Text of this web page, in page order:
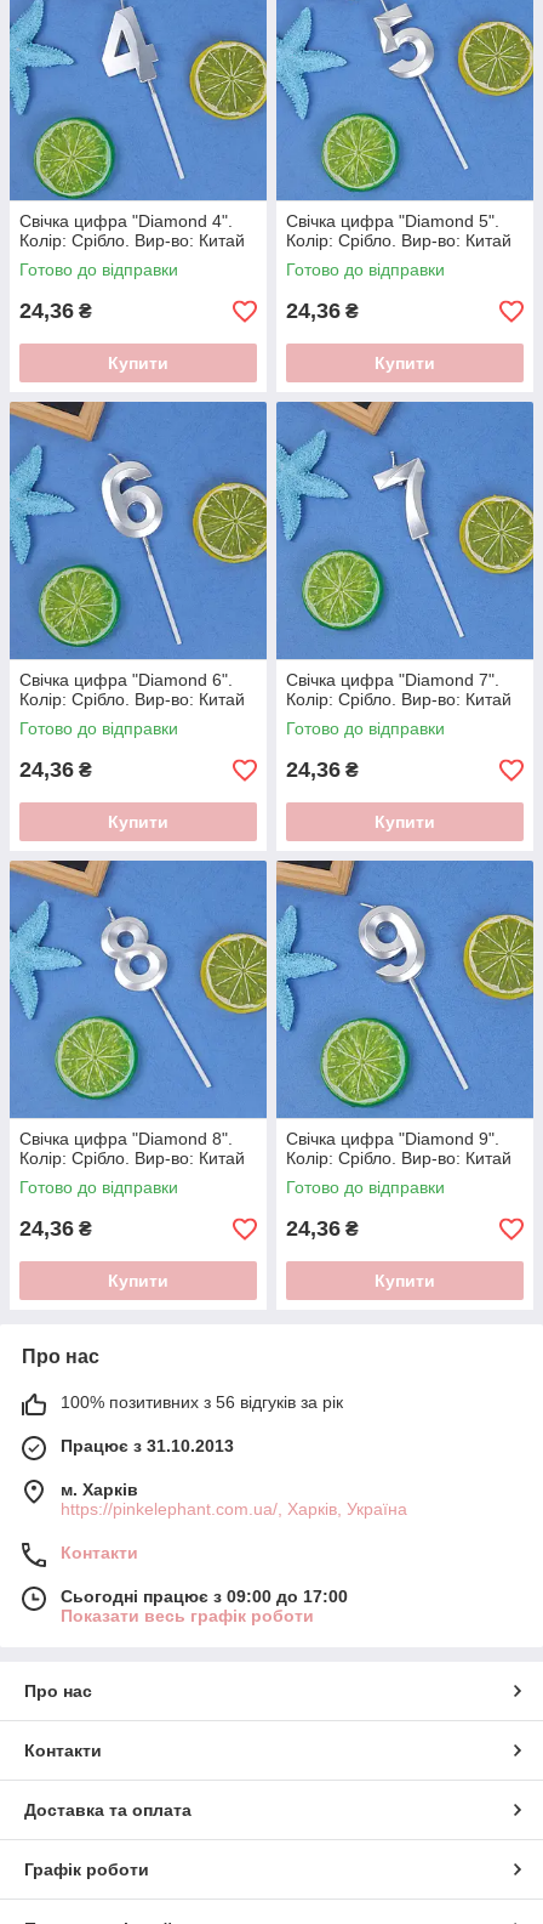
Свічка цифра "Diamond 4".
Колір: Срiбло. Вир-во: Китай
Готово до відправки
24,36 ₴
Купити
Свічка цифра "Diamond 5".
Колір: Срiбло. Вир-во: Китай
Готово до відправки
24,36 ₴
Купити
Свічка цифра "Diamond 6".
Колір: Срiбло. Вир-во: Китай
Готово до відправки
24,36 ₴
Купити
Свічка цифра "Diamond 7".
Колір: Срiбло. Вир-во: Китай
Готово до відправки
24,36 ₴
Купити
Свічка цифра "Diamond 8".
Колір: Срiбло. Вир-во: Китай
Готово до відправки
24,36 ₴
Купити
Свічка цифра "Diamond 9".
Колір: Срiбло. Вир-во: Китай
Готово до відправки
24,36 ₴
Купити
Про нас
100% позитивних з 56 відгуків за рік
Працює з 31.10.2013
м. Харків
https://pinkelephant.com.ua/, Харків, Україна
Контакти
Сьогодні працює з 09:00 до 17:00
Показати весь графік роботи
Про нас
Контакти
Доставка та оплата
Графік роботи